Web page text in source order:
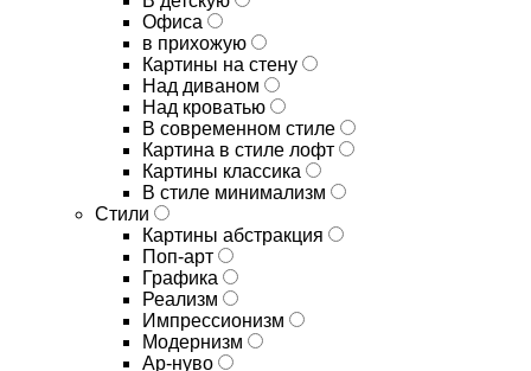
Офиса
в прихожую
Картины на стену
Над диваном
Над кроватью
В современном стиле
Картина в стиле лофт
Картины классика
В стиле минимализм
Стили
Картины абстракция
Поп-арт
Графика
Реализм
Импрессионизм
Модернизм
Ар-нуво